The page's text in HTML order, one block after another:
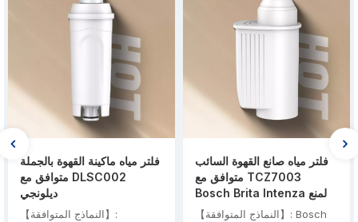
فلتر مياه ماكينة القهوة بالجملة
متوافق مع DLSC002
ديلونجي
【النماذج المتوافقة】:
فلتر مياه صانع القهوة السائب
متوافق مع TCZ7003
Bosch Brita Intenza لمنع
الترسبات الكلسية
【النماذج المتوافقة】: Bosch